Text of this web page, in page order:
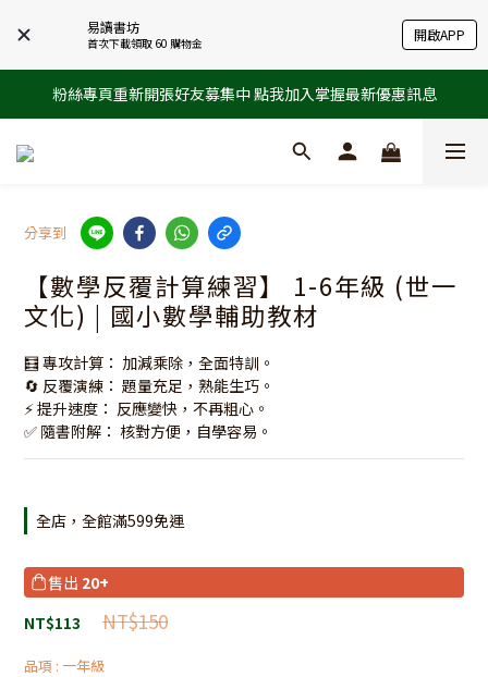
易讀書坊
首次下載領取 60 購物金 開啟APP
粉絲專頁重新開張好友募集中 點我加入掌握最新優惠訊息
分享到
【數學反覆計算練習】 1-6年級 (世一
文化) | 國小數學輔助教材
🧮 專攻計算： 加減乘除，全面特訓。
🔄 反覆演練： 題量充足，熟能生巧。
⚡ 提升速度： 反應變快，不再粗心。
✅ 隨書附解： 核對方便，自學容易。
全店，全館滿599免運
售出 20+
NT$150
NT$113
品項 : 一年級